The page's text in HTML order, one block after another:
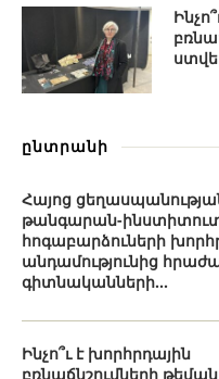
ընտրանի
Հայոց
թանգարան-
հոգաբարձուների
անդամությունից
գիտնականների...
Ինչո՞ւ է խորհրդային
բռնաճնշումների